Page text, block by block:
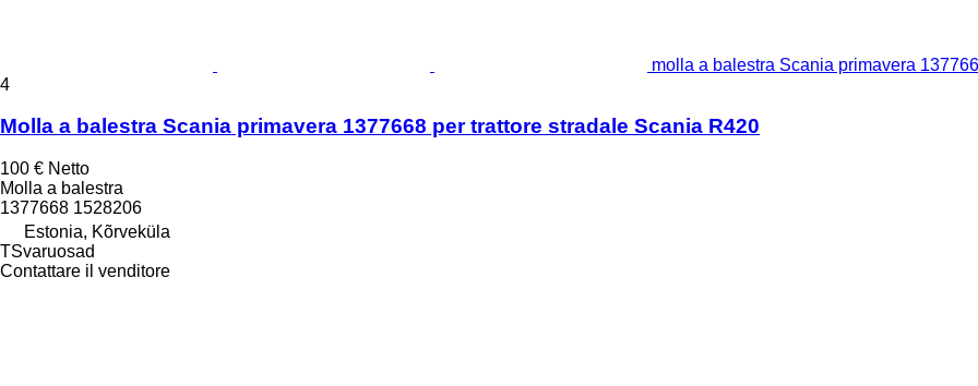
molla a balestra Scania primavera
4
Molla a balestra Scania primavera 1377668 per trattore stradale Scania R420
100 € Netto
Molla a balestra
1377668 1528206
Estonia, Kõrveküla
TSvaruosad
Contattare il venditore